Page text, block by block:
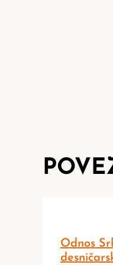
Odnos